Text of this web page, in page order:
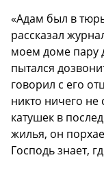
«Адам был в
рассказал
моем доме пару
пытался
говорил с его
никто ничего
катушек в
жилья, он
Господь знает,